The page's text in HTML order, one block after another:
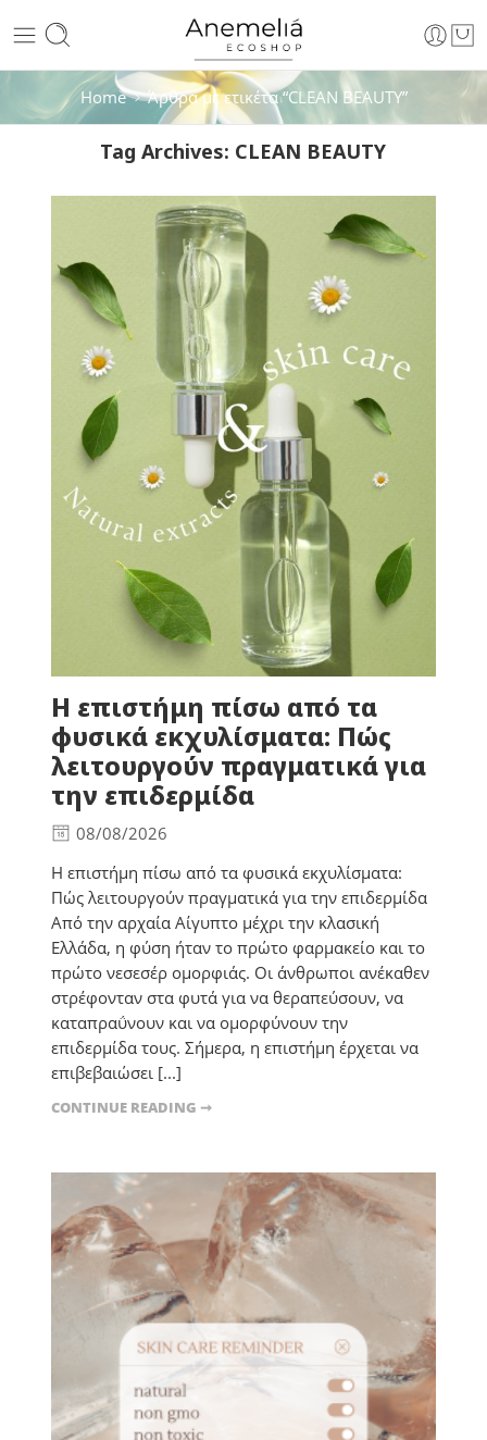
Home Άρθρα με ετικέτα “CLEAN BEAUTY”
Tag Archives: CLEAN BEAUTY
Η επιστήμη πίσω από τα
φυσικά εκχυλίσματα: Πώς
λειτουργούν πραγματικά για
την επιδερμίδα
08/08/2026
Η επιστήμη πίσω από τα φυσικά εκχυλίσματα:
Πώς λειτουργούν πραγματικά για την επιδερμίδα
Από την αρχαία Αίγυπτο μέχρι την κλασική
Ελλάδα, η φύση ήταν το πρώτο φαρμακείο και το
πρώτο νεσεσέρ ομορφιάς. Οι άνθρωποι ανέκαθεν
στρέφονταν στα φυτά για να θεραπεύσουν, να
καταπραΰνουν και να ομορφύνουν την
επιδερμίδα τους. Σήμερα, η επιστήμη έρχεται να
επιβεβαιώσει [...]
CONTINUE READING ➞